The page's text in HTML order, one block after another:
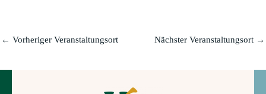
← Vorheriger Veranstaltungsort Nächster Veranstaltungsort →